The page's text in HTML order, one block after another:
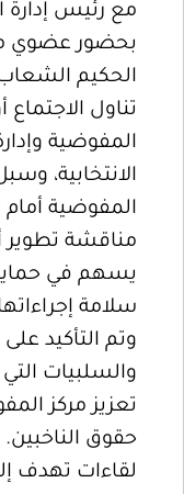
مع رئيس إدارة
بحضور عضوي
الحكيم الشعاب
تناول
المفوضية
الانتخابية،
المفوضية أمام
مناقشة تطوير
يسهم في
سلامة إجراءاتها
وتم التأكيد
والسلبيات
تعزيز مركز
حقوق
لقاءات تهدف